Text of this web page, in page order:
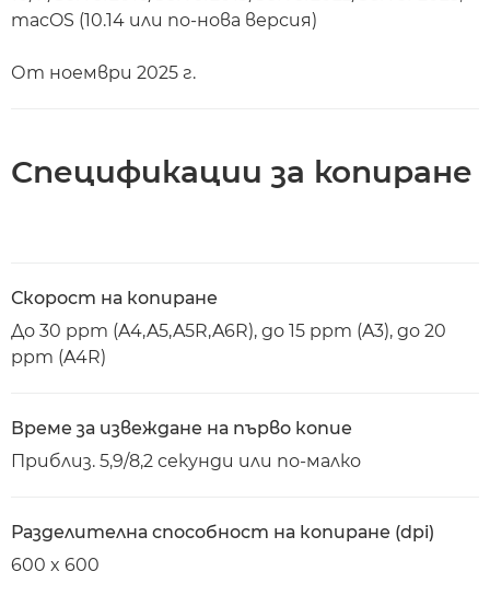
macOS (10.14 или по-нова версия)
От ноември 2025 г.
Спецификации за копиране
Скорост на копиране
До 30 ppm (A4,A5,A5R,A6R), до 15 ppm (A3), до 20
ppm (A4R)
Време за извеждане на първо копие
Приблиз. 5,9/8,2 секунди или по-малко
Разделителна способност на копиране (dpi)
600 x 600